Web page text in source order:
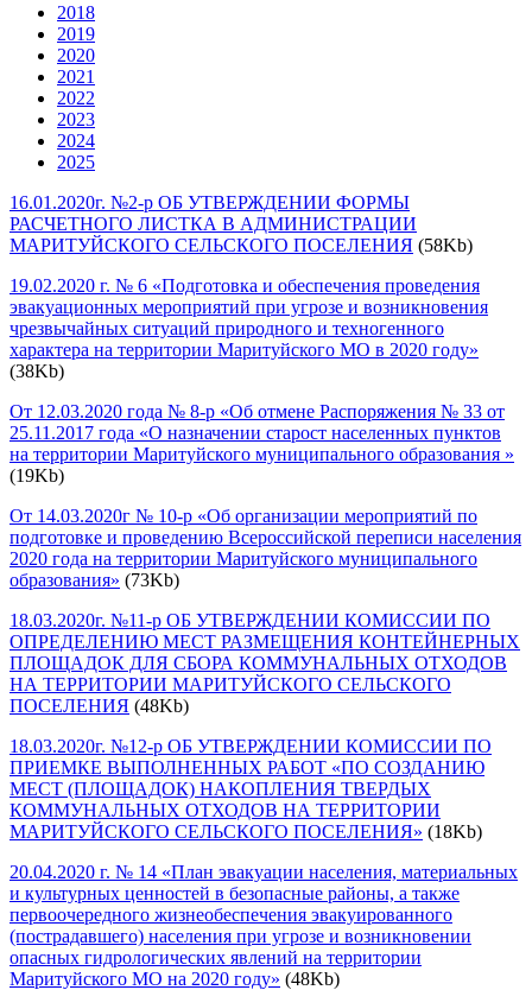
2018
2019
2020
2021
2022
2023
2024
2025
16.01.2020г. №2-р ОБ УТВЕРЖДЕНИИ ФОРМЫ
РАСЧЕТНОГО ЛИСТКА В АДМИНИСТРАЦИИ
МАРИТУЙСКОГО СЕЛЬСКОГО ПОСЕЛЕНИЯ (58Kb)
19.02.2020 г. № 6 «Подготовка и обеспечения проведения
эвакуационных мероприятий при угрозе и возникновения
чрезвычайных ситуаций природного и техногенного
характера на территории Маритуйского МО в 2020 году»
(38Kb)
От 12.03.2020 года № 8-р «Об отмене Распоряжения № 33 от
25.11.2017 года «О назначении старост населенных пунктов
на территории Маритуйского муниципального образования »
(19Kb)
От 14.03.2020г № 10-р «Об организации мероприятий по
подготовке и проведению Всероссийской переписи населения
2020 года на территории Маритуйского муниципального
образования» (73Kb)
18.03.2020г. №11-р ОБ УТВЕРЖДЕНИИ КОМИССИИ ПО
ОПРЕДЕЛЕНИЮ МЕСТ РАЗМЕЩЕНИЯ КОНТЕЙНЕРНЫХ
ПЛОЩАДОК ДЛЯ СБОРА КОММУНАЛЬНЫХ ОТХОДОВ
НА ТЕРРИТОРИИ МАРИТУЙСКОГО СЕЛЬСКОГО
ПОСЕЛЕНИЯ (48Kb)
18.03.2020г. №12-р ОБ УТВЕРЖДЕНИИ КОМИССИИ ПО
ПРИЕМКЕ ВЫПОЛНЕННЫХ РАБОТ «ПО СОЗДАНИЮ
МЕСТ (ПЛОЩАДОК) НАКОПЛЕНИЯ ТВЕРДЫХ
КОММУНАЛЬНЫХ ОТХОДОВ НА ТЕРРИТОРИИ
МАРИТУЙСКОГО СЕЛЬСКОГО ПОСЕЛЕНИЯ» (18Kb)
20.04.2020 г. № 14 «План эвакуации населения, материальных
и культурных ценностей в безопасные районы, а также
первоочередного жизнеобеспечения эвакуированного
(пострадавшего) населения при угрозе и возникновении
опасных гидрологических явлений на территории
Маритуйского МО на 2020 году» (48Kb)